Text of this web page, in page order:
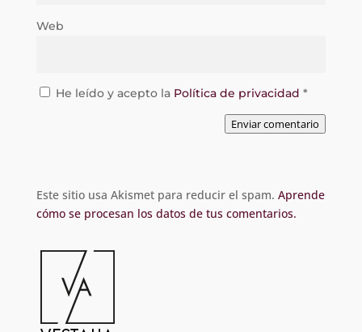
Web
He leído y acepto la Política de privacidad *
Enviar comentario
Este sitio usa Akismet para reducir el spam. Aprende
cómo se procesan los datos de tus comentarios.